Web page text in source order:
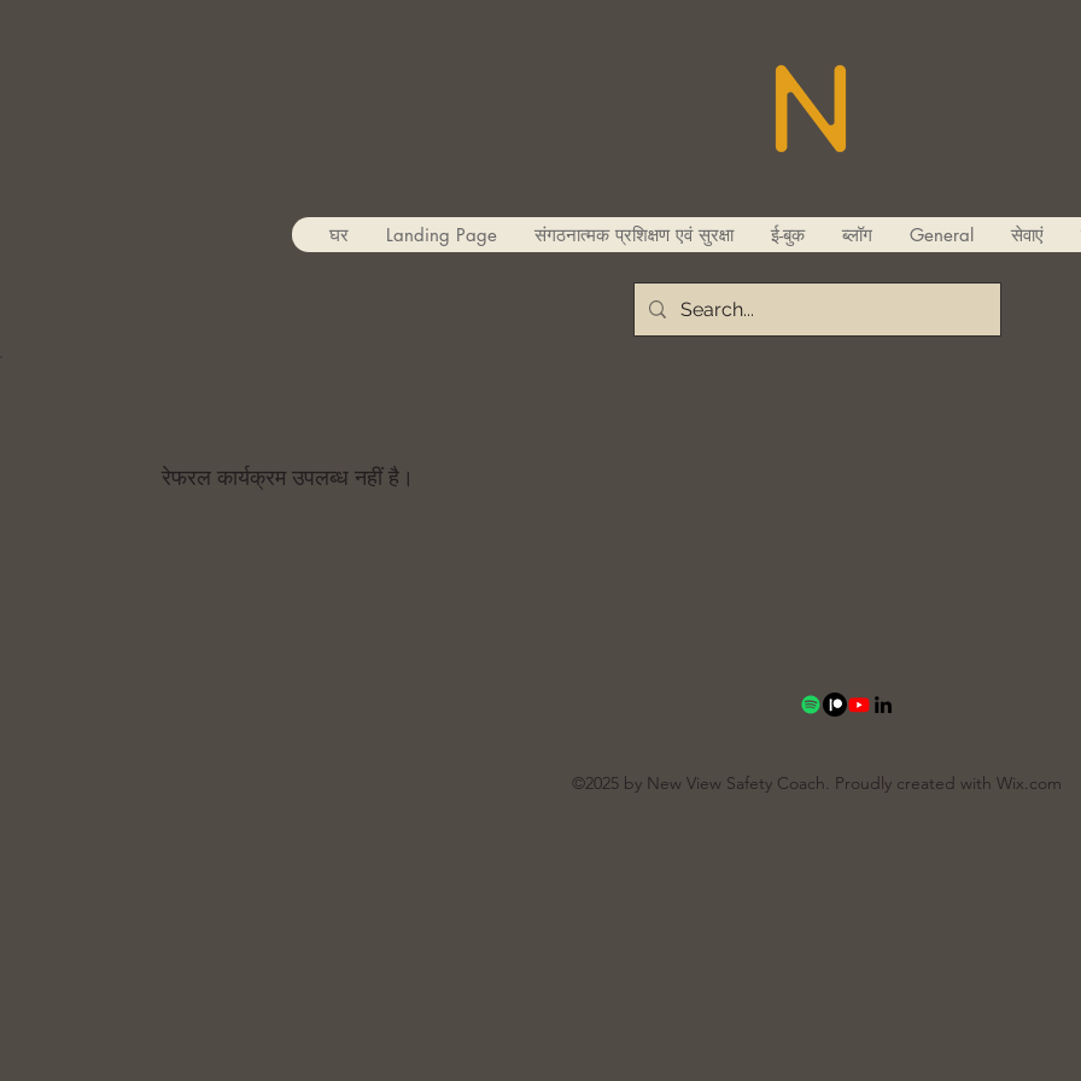
घर Landing Page संगठनात्मक प्रशिक्षण एवं सुरक्षा ई-बुक ब्लॉग General सेवाएं
रेफरल कार्यक्रम उपलब्ध नहीं है।
©2025 by New View Safety Coach. Proudly created with Wix.com